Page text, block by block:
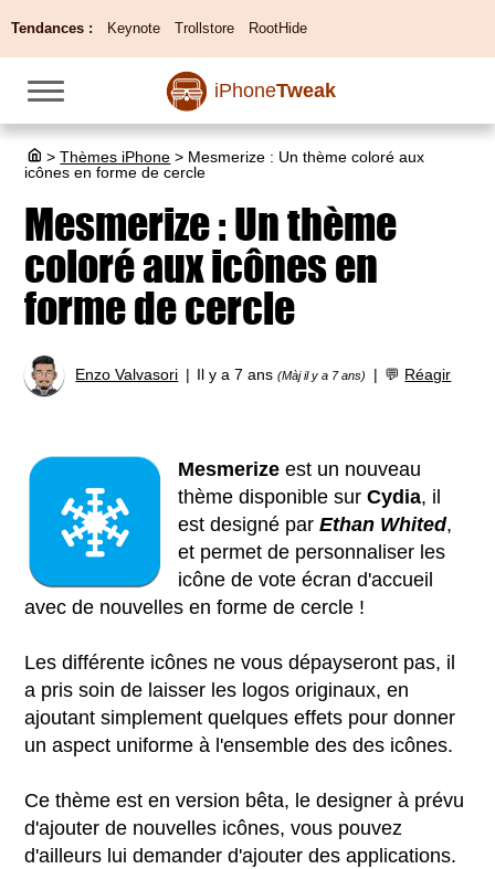
Tendances : Keynote Trollstore RootHide
iPhoneTweak
> Thèmes iPhone > Mesmerize : Un thème coloré aux
icônes en forme de cercle
Mesmerize : Un thème
coloré aux icônes en
forme de cercle
Enzo Valvasori Il y a 7 ans(Màj il y a 7 ans) 💬 Réagir
Mesmerize est un nouveau
thème disponible surCydia, il
est designé parEthan Whited,
et permet de personnaliser les
icône de vote écran d'accueil
avec de nouvelles en forme de cercle !
Les différente icônes ne vous dépayseront pas, il
a pris soin de laisser les logos originaux, en
ajoutant simplement quelques effets pour donner
un aspect uniforme à l'ensemble des des icônes.
Ce thème est en version bêta, le designer à prévu
d'ajouter de nouvelles icônes, vous pouvez
d'ailleurs lui demander d'ajouter des applications.